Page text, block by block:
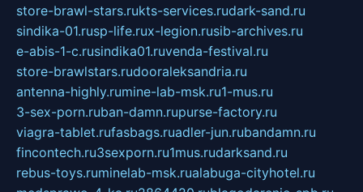
store-brawl-stars.rukts-services.rudark-sand.ru
sindika-01.rusp-life.rux-legion.rusib-archives.ru
e-abis-1-c.rusindika01.ruvenda-festival.ru
store-brawlstars.rudooraleksandria.ru
antenna-highly.rumine-lab-msk.ru1-mus.ru
3-sex-porn.ruban-damn.rupurse-factory.ru
viagra-tablet.rufasbags.ruadler-jun.rubandamn.ru
fincontech.ru3sexporn.ru1mus.rudarksand.ru
rebus-toys.ruminelab-msk.rualabuga-cityhotel.ru